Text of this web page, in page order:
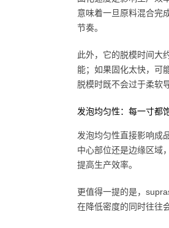
意味着一旦原料混合完
节奏。
此外，它的脱模时间大
能；如果固化太快，可
脱模时既不会过于柔软
发泡均匀性：每一寸都
发泡均匀性直接影响成
中心部位还是边缘区域
提高生产效率。
更值得一提的是，
在降低密度的同时往往